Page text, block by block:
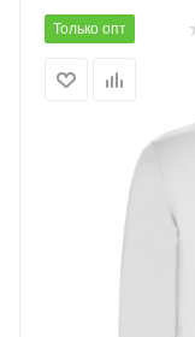
Только опт